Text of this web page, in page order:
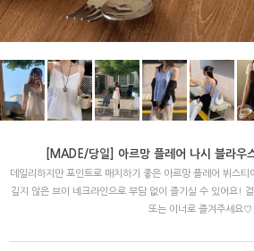
[MADE/당일] 아르망 플레어 나시 블라
데일리하지만 포인트로 매치하기 좋은 아르망 플레어 뷔스
깊지 않은 브이 네크라인으로 부담 없이 즐기실 수 있어요!
또는 이너로 즐겨주세요♡